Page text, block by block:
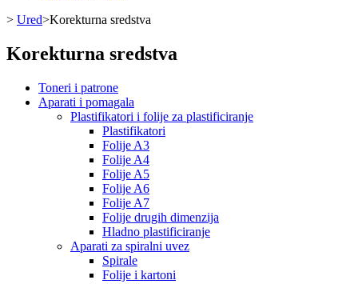
> Ured>Korekturna sredstva
Korekturna sredstva
Toneri i patrone
Aparati i pomagala
Plastifikatori i folije za plastificiranje
Plastifikatori
Folije A3
Folije A4
Folije A5
Folije A6
Folije A7
Folije drugih dimenzija
Hladno plastificiranje
Aparati za spiralni uvez
Spirale
Folije i kartoni